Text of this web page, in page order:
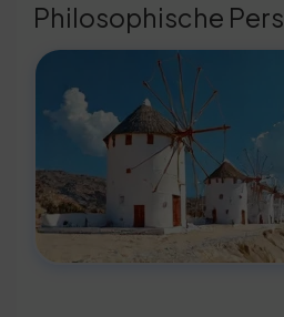
Philosophische